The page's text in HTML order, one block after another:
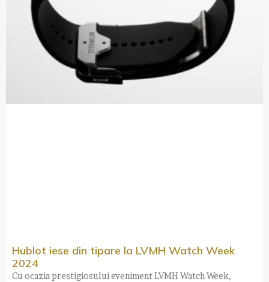
Hublot iese din tipare la LVMH Watch Week
2024
Cu ocazia prestigiosului eveniment LVMH Watch Week,